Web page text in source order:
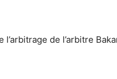
de l’arbitre